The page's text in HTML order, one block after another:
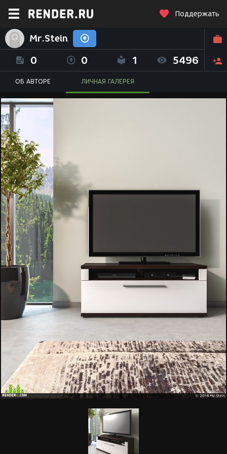
Поддержать
Mr.Stein
0 0 1 5496
ОБ АВТОРЕ ЛИЧНАЯ ГАЛЕРЕЯ